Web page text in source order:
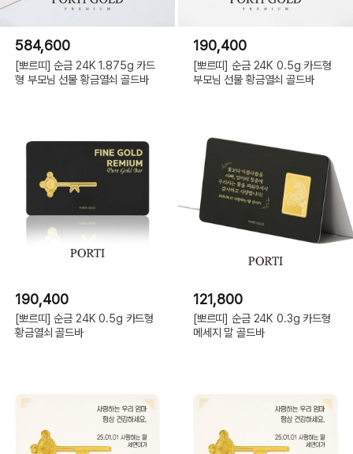
584,600
[뽀르띠] 순금 24K 1.875g 카드
형 부모님 선물 황금열쇠 골드바
190,400
[뽀르띠] 순금 24K 0.5g 카드형
부모님 선물 황금열쇠 골드바
190,400
[뽀르띠] 순금 24K 0.5g 카드형
황금열쇠 골드바
121,800
[뽀르띠] 순금 24K 0.3g 카드형
메세지 말 골드바